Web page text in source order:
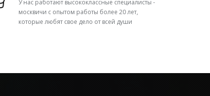
У нас работают высококлассные специалисты -
москвичи с опытом работы более 20 лет,
которые любят свое дело от всей души